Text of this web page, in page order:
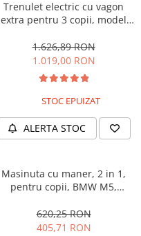
Trenulet electric cu vagon
extra pentru 3 copii, model
music player, albastru
1.626,89 RON
1.019,00 RON
STOC EPUIZAT
ALERTA STOC
Masinuta cu maner, 2 in 1,
pentru copii, BMW M5,
620,25 RON
405,71 RON